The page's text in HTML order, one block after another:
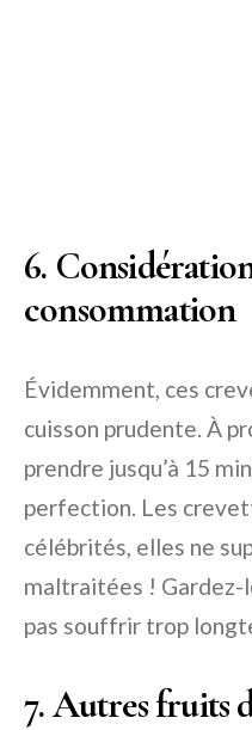
6.
consommation
Évidemment, ces
cuisson prudente. À
prendre jusqu’à 15
perfection. Les
célébrités, elles ne
maltraitées !
pas souffrir trop
7. Autres fruits